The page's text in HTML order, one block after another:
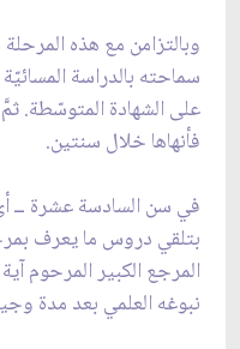
وبالتزامن مع هذه
سماحته بالدراسة
على الشهادة المتوسّطة. ثمَّ
فأنهاها خلال سنتين.
في سن السادسة عشرة ــ
بتلقي دروس ما يعرف
المرجع الكبير المرحوم
نبوغه العلمي بعد مدة